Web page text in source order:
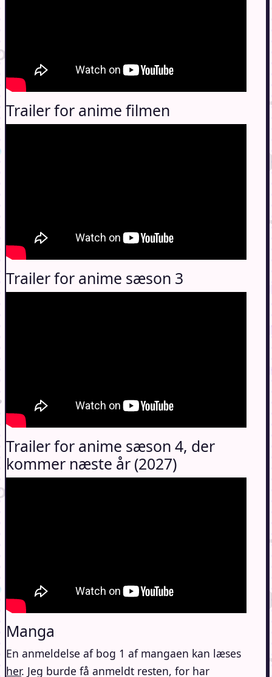
Trailer for anime filmen
Trailer for anime sæson 3
Trailer for anime sæson 4, der
kommer næste år (2027)
Manga
En anmeldelse af bog 1 af mangaen kan læses
her. Jeg burde få anmeldt resten, for har